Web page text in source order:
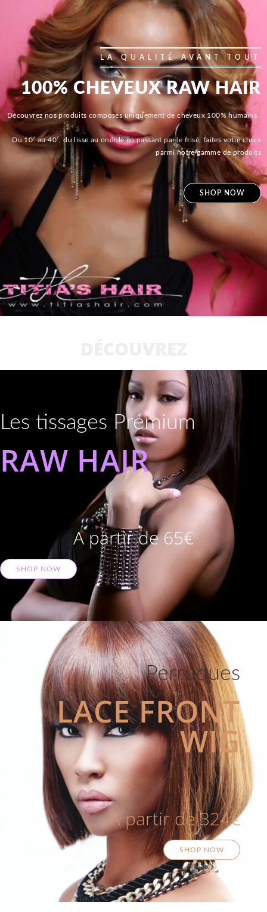
LA QUALITÉ AVANT TOUT
100% CHEVEUX RAW HAIR
Découvrez nos produits composés uniquement de cheveux 100% humains.
Du 10′ au 40′, du lisse au ondulé en passant par le frisé, faites votre choix
parmi notre gamme de produits
SHOP NOW
Les tissages Premium
RAW HAIR
A partir de 65€
SHOP NOW
Perruques
LACE FRONT
WIG
A partir de 324€
SHOP NOW